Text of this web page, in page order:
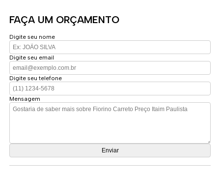
FAÇA UM ORÇAMENTO
Digite seu nome
Digite seu email
Digite seu telefone
Mensagem